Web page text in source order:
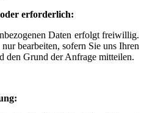
erforderlich:
Daten erfolgt freiwillig.
bearbeiten, sofern Sie uns Ihren
den Grund der Anfrage mitteilen.